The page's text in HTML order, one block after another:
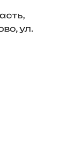
ул.